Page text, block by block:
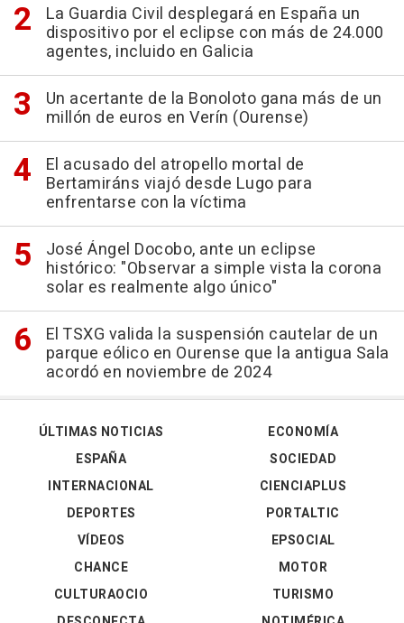
La Guardia Civil desplegará en España un
dispositivo por el eclipse con más de 24.000
agentes, incluido en Galicia
Un acertante de la Bonoloto gana más de un
millón de euros en Verín (Ourense)
El acusado del atropello mortal de
Bertamiráns viajó desde Lugo para
enfrentarse con la víctima
José Ángel Docobo, ante un eclipse
histórico: "Observar a simple vista la corona
solar es realmente algo único"
El TSXG valida la suspensión cautelar de un
parque eólico en Ourense que la antigua Sala
acordó en noviembre de 2024
ÚLTIMAS NOTICIAS
ESPAÑA
INTERNACIONAL
DEPORTES
VÍDEOS
ECONOMÍA
SOCIEDAD
CIENCIAPLUS
PORTALTIC
EPSOCIAL
CHANCE
CULTURAOCIO
MOTOR
TURISMO